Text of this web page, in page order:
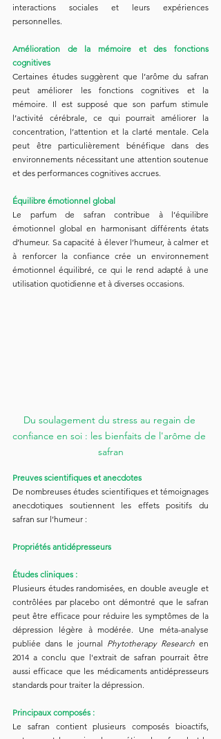
interactions sociales et leurs expériences
personnelles.
Amélioration de la mémoire et des fonctions
cognitives
Certaines études suggèrent que l’arôme du safran
peut améliorer les fonctions cognitives et la
mémoire. Il est supposé que son parfum stimule
l’activité cérébrale, ce qui pourrait améliorer la
concentration, l’attention et la clarté mentale. Cela
peut être particulièrement bénéfique dans des
environnements nécessitant une attention soutenue
et des performances cognitives accrues.
Équilibre émotionnel global
Le parfum de safran contribue à l’équilibre
émotionnel global en harmonisant différents états
d’humeur. Sa capacité à élever l’humeur, à calmer et
à renforcer la confiance crée un environnement
émotionnel équilibré, ce qui le rend adapté à une
utilisation quotidienne et à diverses occasions.
Du soulagement du stress au regain de
confiance en soi : les bienfaits de l'arôme de
safran
Preuves scientifiques et anecdotes
De nombreuses études scientifiques et témoignages
anecdotiques soutiennent les effets positifs du
safran sur l’humeur :
Propriétés antidépresseurs
Études cliniques :
Plusieurs études randomisées, en double aveugle et
contrôlées par placebo ont démontré que le safran
peut être efficace pour réduire les symptômes de la
dépression légère à modérée. Une méta-analyse
publiée dans le journal Phytotherapy Research en
2014 a conclu que l'extrait de safran pourrait être
aussi efficace que les médicaments antidépresseurs
standards pour traiter la dépression.
Principaux composés :
Le safran contient plusieurs composés bioactifs,